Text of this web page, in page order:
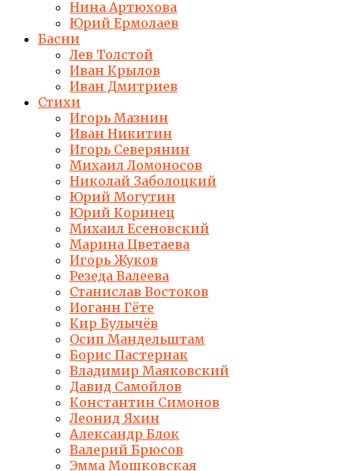
Нина Артюхова
Юрий Ермолаев
Басни
Лев Толстой
Иван Крылов
Иван Дмитриев
Стихи
Игорь Мазнин
Иван Никитин
Игорь Северянин
Михаил Ломоносов
Николай Заболоцкий
Юрий Могутин
Юрий Коринец
Михаил Есеновский
Марина Цветаева
Игорь Жуков
Резеда Валеева
Станислав Востоков
Иоганн Гёте
Кир Булычёв
Осип Мандельштам
Борис Пастернак
Владимир Маяковский
Давид Самойлов
Константин Симонов
Леонид Яхин
Александр Блок
Валерий Брюсов
Эмма Мошковская